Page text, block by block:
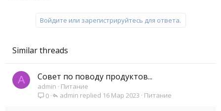
Войдите или зарегистрируйтесь для ответа.
Similar threads
A Совет по поводу продуктов...
admin
Питание
0
Питание
16 Мар 2023
admin